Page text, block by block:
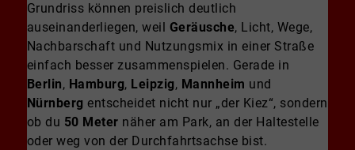
Grundriss können preislich deutlich
auseinanderliegen, weil Geräusche, Licht, Wege,
Nachbarschaft und Nutzungsmix in einer Straße
einfach besser zusammenspielen. Gerade in
Berlin, Hamburg, Leipzig, Mannheim und
Nürnberg entscheidet nicht nur „der Kiez“, sondern
ob du 50 Meter näher am Park, an der Haltestelle
oder weg von der Durchfahrtsachse bist.